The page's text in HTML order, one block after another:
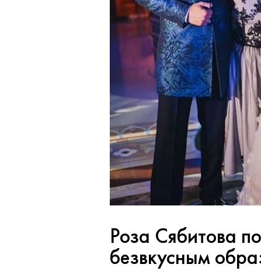
Роза Сябитова
безвкусным